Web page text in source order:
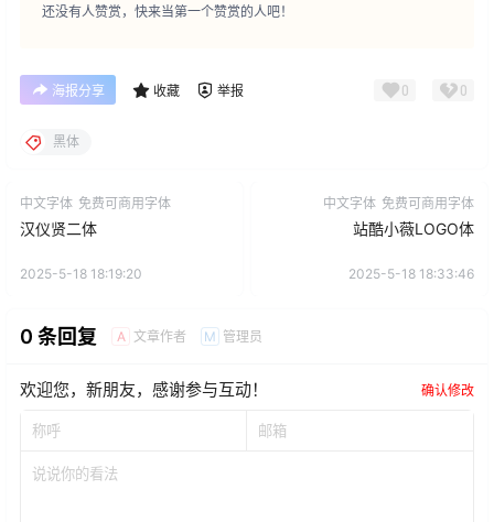
还没有人赞赏，快来当第一个赞赏的人吧！
海报分享 收藏 举报 0 0
黑体
中文字体 免费可商用字体
汉仪贤二体
2025-5-18 18:19:20
中文字体 免费可商用字体
站酷小薇LOGO体
2025-5-18 18:33:46
0 条回复 A 文章作者 M 管理员
欢迎您，新朋友，感谢参与互动！ 确认修改